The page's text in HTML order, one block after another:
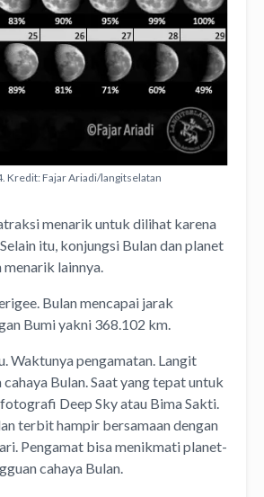
Kredit: Fajar Ariadi/langitselatan
menarik untuk dilihat karena
itu, konjungsi Bulan dan planet
menarik lainnya.
Bulan mencapai jarak
Bumi yakni 368.102 km.
Waktunya pengamatan. Langit
Bulan. Saat yang tepat untuk
Deep Sky atau Bima Sakti.
terbit hampir bersamaan dengan
Pengamat bisa menikmati planet-
cahaya Bulan.